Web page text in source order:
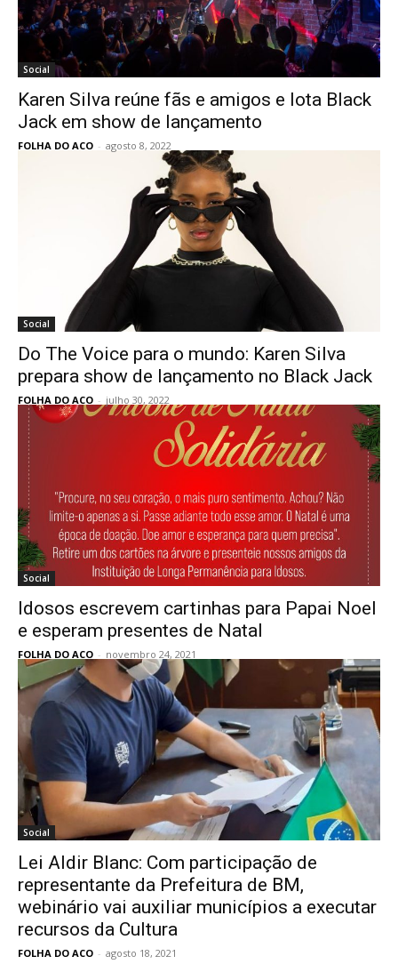
Social
Karen Silva reúne fãs e amigos e lota Black
Jack em show de lançamento
FOLHA DO ACO - agosto 8, 2022
Social
Do The Voice para o mundo: Karen Silva
prepara show de lançamento no Black Jack
FOLHA DO ACO - julho 30, 2022
Social
Idosos escrevem cartinhas para Papai Noel
e esperam presentes de Natal
FOLHA DO ACO - novembro 24, 2021
Social
Lei Aldir Blanc: Com participação de
representante da Prefeitura de BM,
webinário vai auxiliar municípios a executar
recursos da Cultura
FOLHA DO ACO - agosto 18, 2021